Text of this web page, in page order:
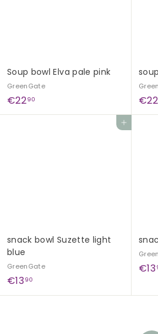
Soup bowl Elva pale pink
GreenGate
€2290
2
€22
Add to cart
snack bowl Suzette light
blue
GreenGate
€1390
1
€13